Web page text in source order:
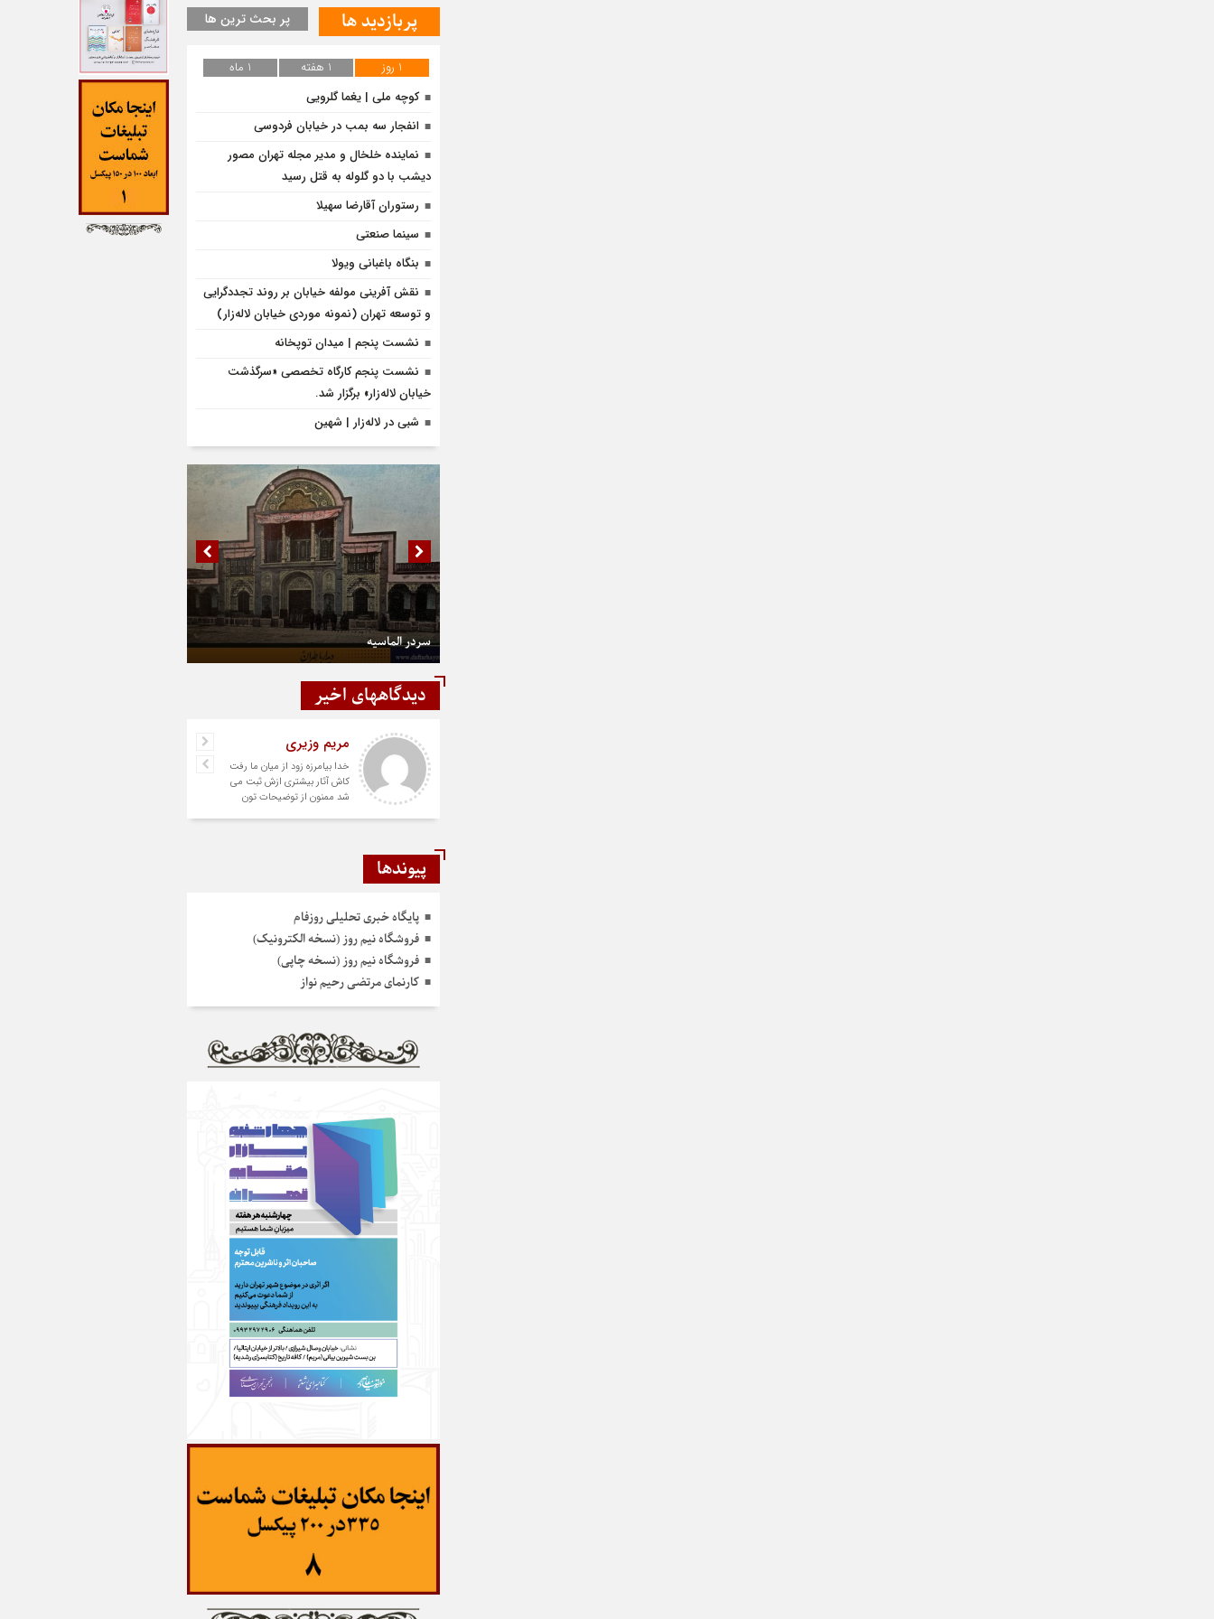
پربازدید ها پر بحث ترین ها
1 روز 1 هفته
1 ماه
کوچه ملی | یغما گلرویی
انفجار سه بمب در خیابان فردوسی
نماینده خلخال و مدیر مجله تهران مصور
دیشب با دو گلوله به قتل رسید
رستوران آقارضا سهیلا
سینما صنعتی
بنگاه باغبانی ویولا
نقش آفرینی مولفه خیابان بر روند تجددگرایی
و توسعه تهران (نمونه موردی خیابان لاله‌زار)
نشست پنجم | میدان توپخانه
نشست پنجم کارگاه تخصصی «سرگذشت
خیابان لاله‌زار» برگزار شد.
شبی در لاله‌زار | شهین
سردر الماسیه
دیدگاههای اخیر
مریم وزیری
خدا بیامرزه زود از میان ما رفت
کاش آثار بیشتری ازش ثبت می
شد ممنون از توضیحات تون
پیوندها
پایگاه خبری تحلیلی روزفام
فروشگاه نیم روز (نسخه الکترونیک)
فروشگاه نیم روز (نسخه چاپی)
کارنمای مرتضی رحیم نواز